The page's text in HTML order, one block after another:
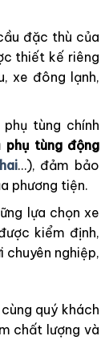
đặc thù của
thiết kế riêng
xe đông lạnh,
tùng chính
phụ tùng động
…), đảm bảo
phương tiện.
lựa chọn xe
kiểm định,
chuyên nghiệp,
quý khách
chất lượng và